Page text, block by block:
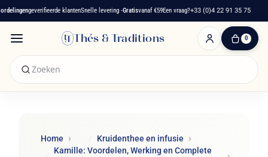
geverifieerde klantenSnelle levering -Gratisvanaf €59Een vraag?+33 (0)4 22 91 35 75
Thés & Traditions 0
0
Home
Kruidenthee en infusie
Kamille: Voordelen, Werking en Complete